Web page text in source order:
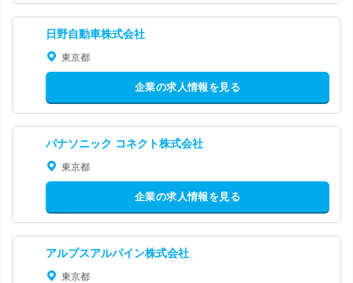
日野自動車株式会社
東京都
企業の求人情報を見る
パナソニック コネクト株式会社
東京都
企業の求人情報を見る
アルプスアルパイン株式会社
東京都